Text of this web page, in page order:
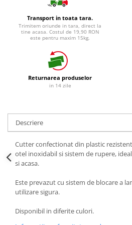
Detergent Vase Manual
Solutie Clatire Vase
Sare Masina De Spalat
Lavete Si Bureti
Curatenie Bucatarie
Pungi Ambalare / Saci Menajeri
Igiena si Dezinfectie
Detartrant WC
Dezinfectant Baie
Dezinfectant Bucatarie
Dezinfectant Sano
Domestos WC
Betisoare de Urechi
Ingrijire Intima
Aparat de ras
Aparat de Ras Gillette
Aparate de Ras Venus
Accesorii
Absorbante
Absorbante Zilnice
Tampoane
Benzi Depilatoare
plasture
Transport in toata tara.
Trimitem oriunde in tara, direct la
tine acasa. Costul de 19,90 RON
este pentru maxim 15kg.
Returnarea produselor
in 14 zile
Descriere
Cutter confectionat din plastic
otel inoxidabil si sistem de rupere,
si acasa.
Este prevazut cu sistem de blocare a
utilizare sigura.
Disponibil in diferite culori.